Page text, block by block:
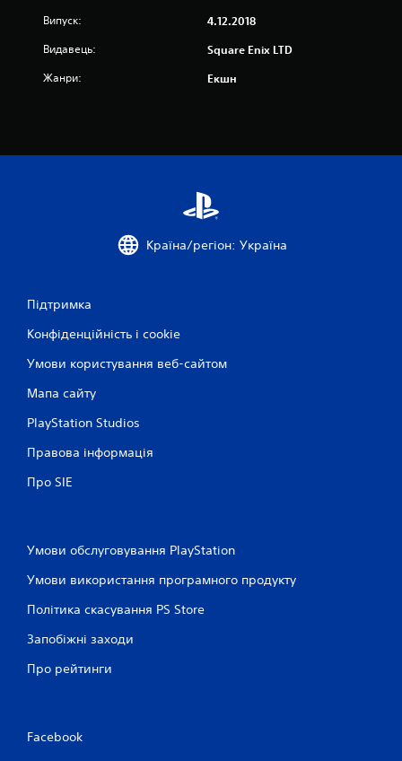
Випуск: 4.12.2018
Видавець: Square Enix LTD
Жанри: Екшн
Країна/регіон: Україна
Підтримка
Конфіденційність і cookie
Умови користування веб-сайтом
Мапа сайту
PlayStation Studios
Правова інформація
Про SIE
Умови обслуговування PlayStation
Умови використання програмного продукту
Політика скасування PS Store
Запобіжні заходи
Про рейтинги
Facebook